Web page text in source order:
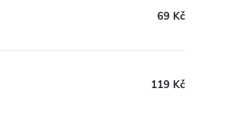
69 Kč
119 Kč